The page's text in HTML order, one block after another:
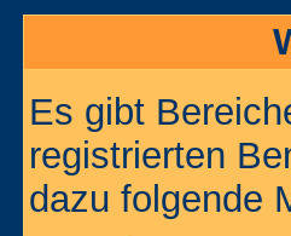
Es gibt
registrierten
dazu folgende